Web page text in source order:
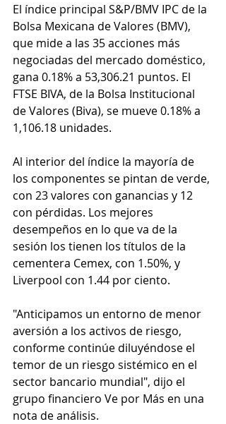
El índice principal S&P/BMV IPC de la
Bolsa Mexicana de Valores (BMV),
que mide a las 35 acciones más
negociadas del mercado doméstico,
gana 0.18% a 53,306.21 puntos. El
FTSE BIVA, de la Bolsa Institucional
de Valores (Biva), se mueve 0.18% a
1,106.18 unidades.
Al interior del índice la mayoría de
los componentes se pintan de verde,
con 23 valores con ganancias y 12
con pérdidas. Los mejores
desempeños en lo que va de la
sesión los tienen los títulos de la
cementera Cemex, con 1.50%, y
Liverpool con 1.44 por ciento.
"Anticipamos un entorno de menor
aversión a los activos de riesgo,
conforme continúe diluyéndose el
temor de un riesgo sistémico en el
sector bancario mundial", dijo el
grupo financiero Ve por Más en una
nota de análisis.